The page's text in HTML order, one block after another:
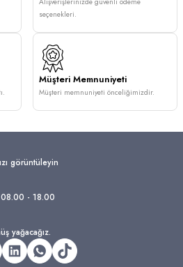
seçenekleri.
Müşteri Memnuniyeti
Müşteri memnuniyeti önceliğimizdir.
görüntüleyin
- 18.00
yağacağız.